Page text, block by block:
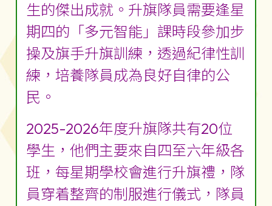
生的傑出成就。升旗隊員需要逢星
期四的「多元智能」課時段參加步
操及旗手升旗訓練，透過紀律性訓
練，培養隊員成為良好自律的公
民。
2025-2026年度升旗隊共有20位
學生，他們主要來自四至六年級各
班，每星期學校會進行升旗禮，隊
員穿着整齊的制服進行儀式，隊員